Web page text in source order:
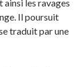
les ravages
Il poursuit
traduit par une